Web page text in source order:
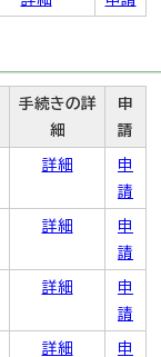
手続きの詳
細
申
請
詳細
申
請
詳細
申
請
詳細
申
請
詳細
申